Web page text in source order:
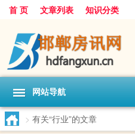
首 页 文章列表 知识分类
网站导航
> 有关“行业”的文章